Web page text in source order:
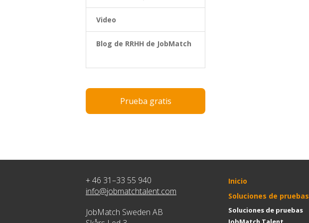
Video
Blog de RRHH de JobMatch
Prueba gratis
+ 46 31–33 55 940
info@jobmatchtalent.com
JobMatch Sweden AB
Inicio
Soluciones de pruebas
Soluciones de pruebas